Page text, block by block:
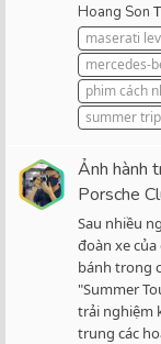
Hoang Son
maserati
mercedes-
phim cách
summer
Ảnh hành
Porsche
Sau nhiều
đoàn xe của
bánh trong
"Summer
trải nghiệm
trung các